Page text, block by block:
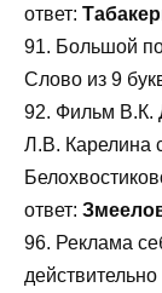
ответ:
91. Большой
Слово из 9
92. Фильм В.К.
Л.В. Карелина
ответ:
96. Реклама